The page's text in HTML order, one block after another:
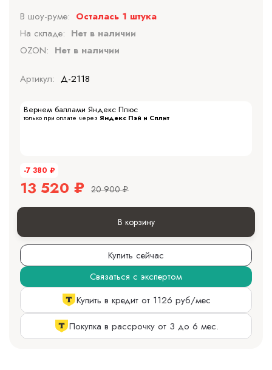
В шоу-руме: Осталась 1 штука
На складе: Нет в наличии
OZON: Нет в наличии
Артикул: Д-2118
Вернем баллами Яндекс Плюс
только при оплате через Яндекс Пэй и Сплит
-7 380 ₽
13 520 ₽ 20 900 ₽
В корзину
Купить сейчас
Связаться с экспертом
Купить в кредит от 1126 руб/мес
Покупка в рассрочку от 3 до 6 мес.